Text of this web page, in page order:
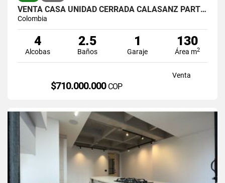
VENTA CASA UNIDAD CERRADA CALASANZ PARTE BAJA
Colombia
4
Alcobas
2.5
Baños
1
Garaje
130
Área m2
Venta
$710.000.000 COP